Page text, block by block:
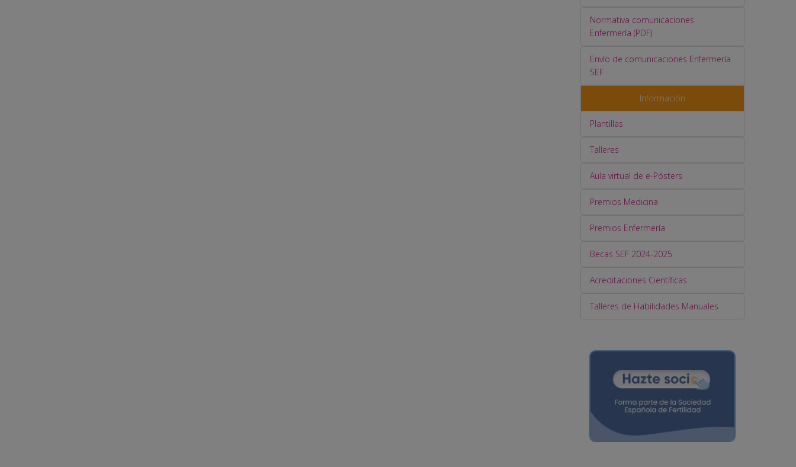
Normativa comunicaciones
Enfermería (PDF)
Envío de comunicaciones Enfermería
SEF
Información
Plantillas
Talleres
Aula virtual de e-Pósters
Premios Medicina
Premios Enfermería
Becas SEF 2024-2025
Acreditaciones Científicas
Talleres de Habilidades Manuales